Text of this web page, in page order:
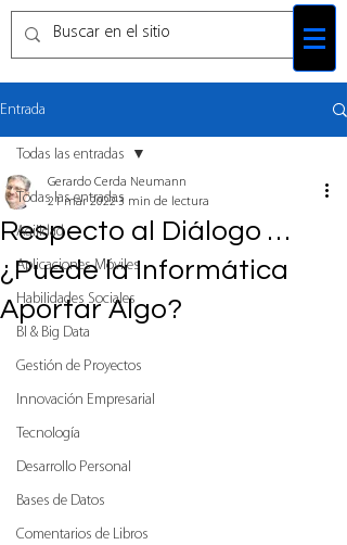
Entrada
Todas las entradas
Agilidad
Aplicaciones Móviles
Habilidades Sociales
BI & Big Data
Gestión de Proyectos
Innovación Empresarial
Tecnología
Desarrollo Personal
Bases de Datos
Comentarios de Libros
Todas las entradas
Respecto al Diálogo …
¿Puede la Informática
Aportar Algo?
Gerardo Cerda Neumann
21 mar 20223 min de lectura